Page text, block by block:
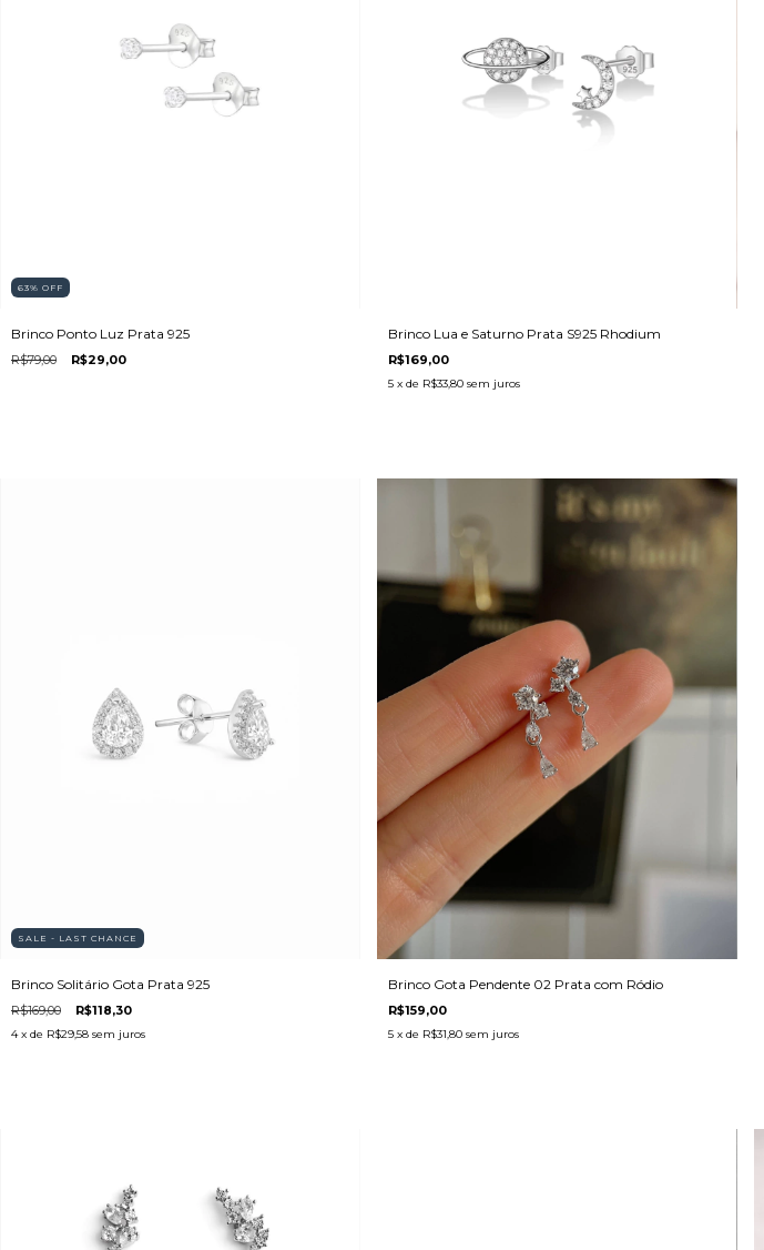
63% OFF
Brinco Ponto Luz Prata 925
R$79,00 R$29,00
Brinco Lua e Saturno Prata S925 Rhodium
R$169,00
5 x de R$33,80 sem juros
SALE - LAST CHANCE
Brinco Solitário Gota Prata 925
R$169,00 R$118,30
4 x de R$29,58 sem juros
Brinco Gota Pendente 02 Prata com Ródio
R$159,00
5 x de R$31,80 sem juros